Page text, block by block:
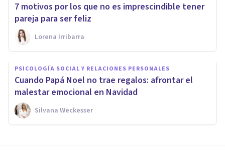
7 motivos por los que no es imprescindible tener
pareja para ser feliz
Lorena Irribarra
PSICOLOGÍA SOCIAL Y RELACIONES PERSONALES
Cuando Papá Noel no trae regalos: afrontar el
malestar emocional en Navidad
Silvana Weckesser